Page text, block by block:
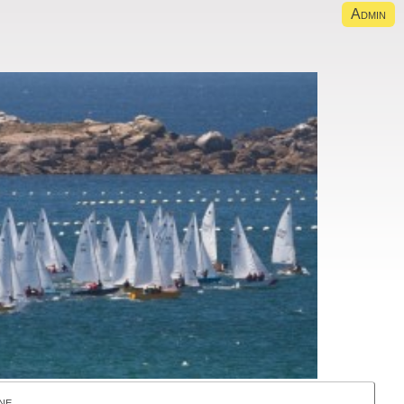
Admin